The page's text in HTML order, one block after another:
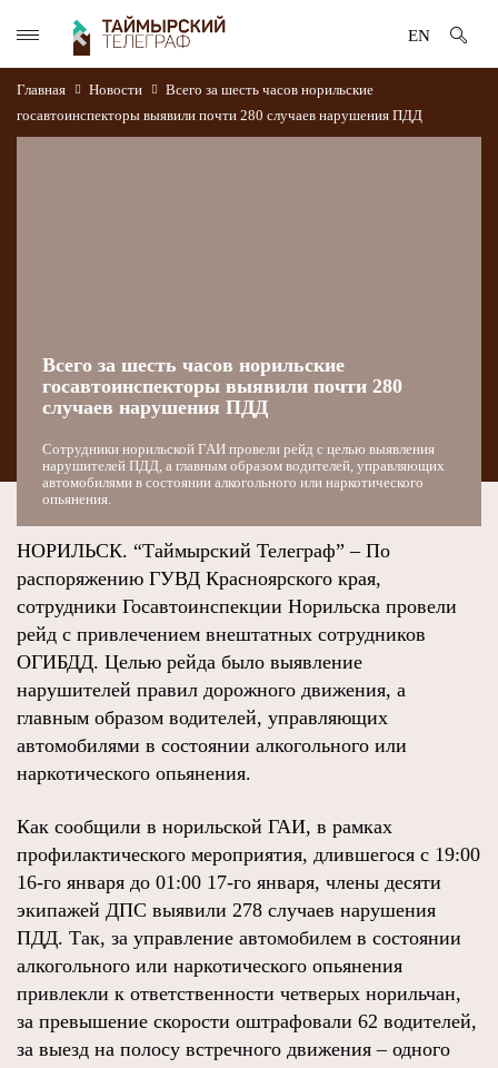
EN
Главная Новости
Всего за шесть часов норильские
госавтоинспекторы выявили почти 280 случаев нарушения ПДД
Всего за шесть часов норильские
госавтоинспекторы выявили почти 280
случаев нарушения ПДД
Сотрудники норильской ГАИ провели рейд с целью выявления
нарушителей ПДД, а главным образом водителей, управляющих
автомобилями в состоянии алкогольного или наркотического
опьянения.
НОРИЛЬСК. “Таймырский Телеграф” – По
распоряжению ГУВД Красноярского края,
сотрудники Госавтоинспекции Норильска провели
рейд с привлечением внештатных сотрудников
ОГИБДД. Целью рейда было выявление
нарушителей правил дорожного движения, а
главным образом водителей, управляющих
автомобилями в состоянии алкогольного или
наркотического опьянения.
Как сообщили в норильской ГАИ, в рамках
профилактического мероприятия, длившегося с 19:00
16-го января до 01:00 17-го января, члены десяти
экипажей ДПС выявили 278 случаев нарушения
ПДД. Так, за управление автомобилем в состоянии
алкогольного или наркотического опьянения
привлекли к ответственности четверых норильчан,
за превышение скорости оштрафовали 62 водителей,
за выезд на полосу встречного движения – одного